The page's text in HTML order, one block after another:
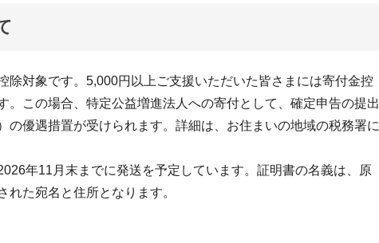
対象です。5,000円以上ご支援いただいた皆さまには寄付金控
。この場合、特定公益増進法人への寄付として、確定申告の提出
の優遇措置が受けられます。詳細は、お住まいの地域の税務署に
年11月末までに発送を予定しています。証明書の名義は、原
れた宛名と住所となります。